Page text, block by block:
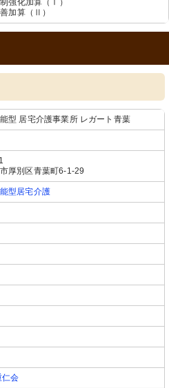
強化加算（Ⅰ）
加算（Ⅱ）
型 居宅介護事業所 レガート青葉
厚別区青葉町6-1-29
型居宅介護
仁会